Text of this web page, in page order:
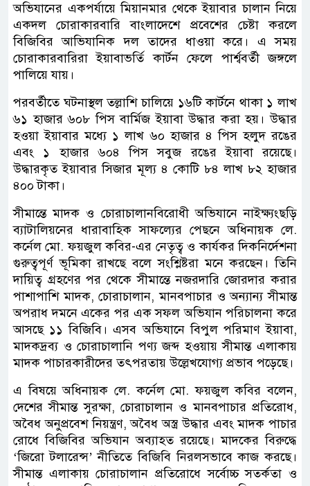
অভিযানের একপর্যায়ে মিয়ানমার থেকে ইয়াবার চালান নিয়ে
একদল চোরাকারবারি বাংলাদেশে প্রবেশের চেষ্টা করলে
বিজিবির আভিযানিক দল তাদের ধাওয়া করে। এ সময়
চোরাকারবারিরা ইয়াবাভর্তি কার্টন ফেলে পার্শ্ববর্তী জঙ্গলে
পালিয়ে যায়।
পরবর্তীতে ঘটনাস্থল তল্লাশি চালিয়ে ১৬টি কার্টনে থাকা ১ লাখ
৬১ হাজার ৬০৮ পিস বার্মিজ ইয়াবা উদ্ধার করা হয়। উদ্ধার
হওয়া ইয়াবার মধ্যে ১ লাখ ৬০ হাজার ৪ পিস হলুদ রঙের
এবং ১ হাজার ৬০৪ পিস সবুজ রঙের ইয়াবা রয়েছে।
উদ্ধারকৃত ইয়াবার সিজার মূল্য ৪ কোটি ৮৪ লাখ ৮২ হাজার
৪০০ টাকা।
সীমান্তে মাদক ও চোরাচালানবিরোধী অভিযানে নাইক্ষ্যংছড়ি
ব্যাটালিয়নের ধারাবাহিক সাফল্যের পেছনে অধিনায়ক লে.
কর্নেল মো. ফয়জুল কবির-এর নেতৃত্ব ও কার্যকর দিকনির্দেশনা
গুরুত্বপূর্ণ ভূমিকা রাখছে বলে সংশ্লিষ্টরা মনে করছেন। তিনি
দায়িত্ব গ্রহণের পর থেকে সীমান্তে নজরদারি জোরদার করার
পাশাপাশি মাদক, চোরাচালান, মানবপাচার ও অন্যান্য সীমান্ত
অপরাধ দমনে একের পর এক সফল অভিযান পরিচালনা করে
আসছে ১১ বিজিবি। এসব অভিযানে বিপুল পরিমাণ ইয়াবা,
মাদকদ্রব্য ও চোরাচালানি পণ্য জব্দ হওয়ায় সীমান্ত এলাকায়
মাদক পাচারকারীদের তৎপরতায় উল্লেখযোগ্য প্রভাব পড়েছে।
এ বিষয়ে অধিনায়ক লে. কর্নেল মো. ফয়জুল কবির বলেন,
দেশের সীমান্ত সুরক্ষা, চোরাচালান ও মানবপাচার প্রতিরোধ,
অবৈধ অনুপ্রবেশ নিয়ন্ত্রণ, অবৈধ অস্ত্র উদ্ধার এবং মাদক পাচার
রোধে বিজিবির অভিযান অব্যাহত রয়েছে। মাদকের বিরুদ্ধে
‘জিরো টলারেন্স’ নীতিতে বিজিবি নিরলসভাবে কাজ করছে।
সীমান্ত এলাকায় চোরাচালান প্রতিরোধে সর্বোচ্চ সতর্কতা ও